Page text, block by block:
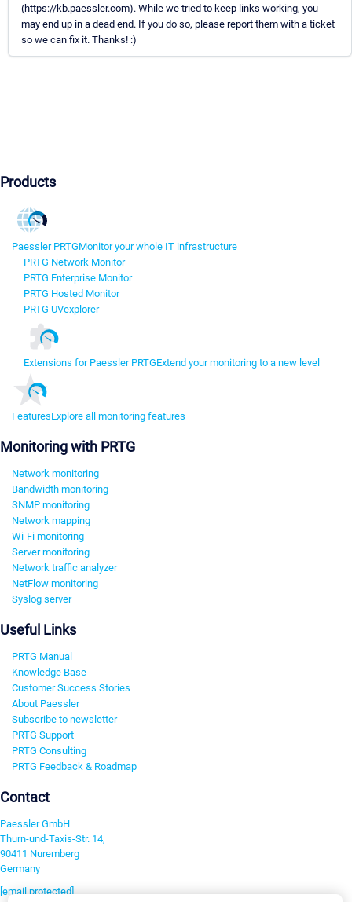
(https://kb.paessler.com). While we tried to keep links working, you
may end up in a dead end. If you do so, please report them with a ticket
so we can fix it. Thanks! :)
Products
Paessler PRTGMonitor your whole IT infrastructure
PRTG Network Monitor
PRTG Enterprise Monitor
PRTG Hosted Monitor
PRTG UVexplorer
Extensions for Paessler PRTGExtend your monitoring to a new level
FeaturesExplore all monitoring features
Monitoring with PRTG
Network monitoring
Bandwidth monitoring
SNMP monitoring
Network mapping
Wi-Fi monitoring
Server monitoring
Network traffic analyzer
NetFlow monitoring
Syslog server
Useful Links
PRTG Manual
Knowledge Base
Customer Success Stories
About Paessler
Subscribe to newsletter
PRTG Support
PRTG Consulting
PRTG Feedback & Roadmap
Contact
Paessler GmbH
Thurn-und-Taxis-Str. 14,
90411 Nuremberg
Germany
[email protected]